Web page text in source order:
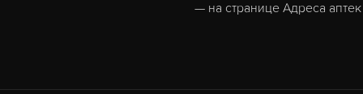
— на странице Адреса аптек